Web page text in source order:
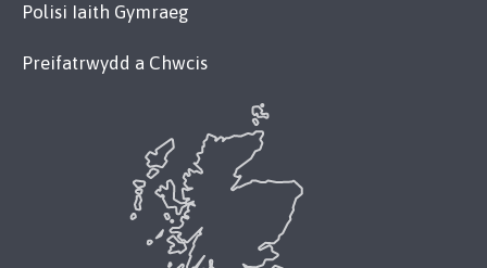
Polisi Iaith Gymraeg
Preifatrwydd a Chwcis